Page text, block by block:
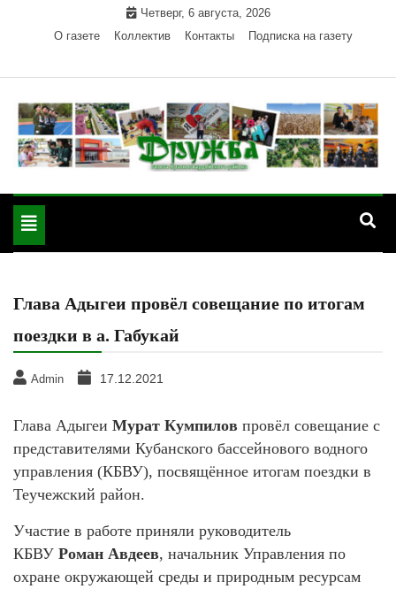
Четверг, 6 августа, 2026
О газете
Коллектив Контакты Подписка на газету
"Дружба" — газета
Красногвардейского района Республики Адыгея
Toggle
navigation
Глава Адыгеи провёл совещание по итогам
поездки в а. Габукай
Admin 17.12.2021
Глава Адыгеи Мурат Кумпилов провёл совещание с
представителями Кубанского бассейнового водного
управления (КБВУ), посвящённое итогам поездки в
Теучежский район.
Участие в работе приняли руководитель
КБВУ Роман Авдеев, начальник Управления по
охране окружающей среды и природным ресурсам